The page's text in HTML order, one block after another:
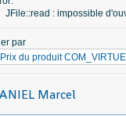
JFile::read : impossible
par
Prix du produit
Marcel